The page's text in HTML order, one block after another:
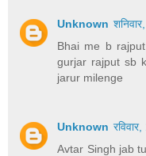
Unknown
Bhai me b
gurjar rajput sb
jarur milenge
Unknown
Avtar Singh jab